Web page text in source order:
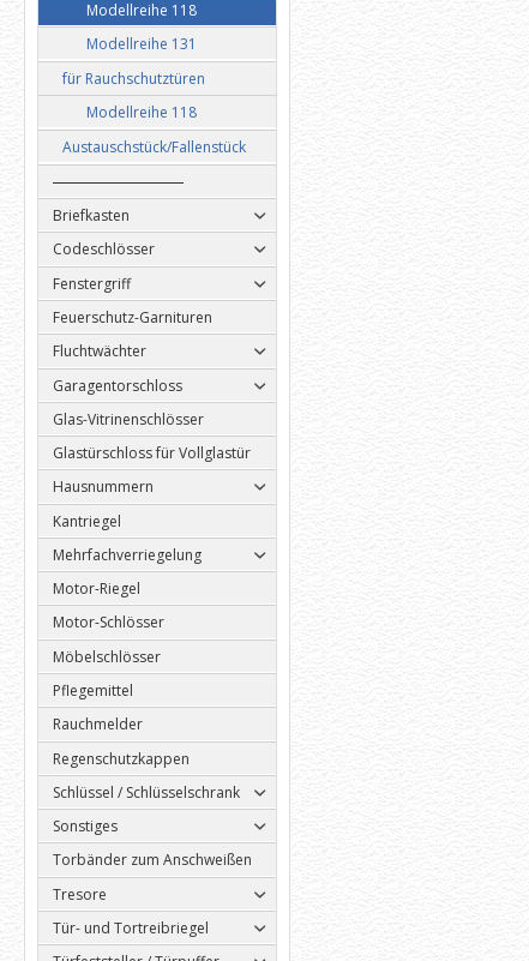
Modellreihe 118
Modellreihe 131
für Rauchschutztüren
Modellreihe 118
Austauschstück/Fallenstück
Briefkasten
Codeschlösser
Fenstergriff
Feuerschutz-Garnituren
Fluchtwächter
Garagentorschloss
Glas-Vitrinenschlösser
Glastürschloss für Vollglastür
Hausnummern
Kantriegel
Mehrfachverriegelung
Motor-Riegel
Motor-Schlösser
Möbelschlösser
Pflegemittel
Rauchmelder
Regenschutzkappen
Schlüssel / Schlüsselschrank
Sonstiges
Torbänder zum Anschweißen
Tresore
Tür- und Tortreibriegel